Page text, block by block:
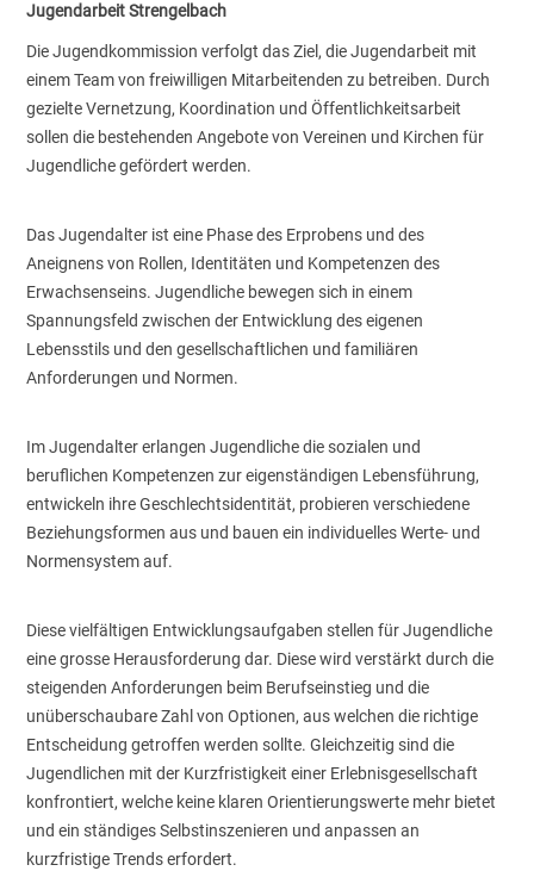
Jugendarbeit Strengelbach
Die Jugendkommission verfolgt das Ziel, die Jugendarbeit mit
einem Team von freiwilligen Mitarbeitenden zu betreiben. Durch
gezielte Vernetzung, Koordination und Öffentlichkeitsarbeit
sollen die bestehenden Angebote von Vereinen und Kirchen für
Jugendliche gefördert werden.
Das Jugendalter ist eine Phase des Erprobens und des
Aneignens von Rollen, Identitäten und Kompetenzen des
Erwachsenseins. Jugendliche bewegen sich in einem
Spannungsfeld zwischen der Entwicklung des eigenen
Lebensstils und den gesellschaftlichen und familiären
Anforderungen und Normen.
Im Jugendalter erlangen Jugendliche die sozialen und
beruflichen Kompetenzen zur eigenständigen Lebensführung,
entwickeln ihre Geschlechtsidentität, probieren verschiedene
Beziehungsformen aus und bauen ein individuelles Werte- und
Normensystem auf.
Diese vielfältigen Entwicklungsaufgaben stellen für Jugendliche
eine grosse Herausforderung dar. Diese wird verstärkt durch die
steigenden Anforderungen beim Berufseinstieg und die
unüberschaubare Zahl von Optionen, aus welchen die richtige
Entscheidung getroffen werden sollte. Gleichzeitig sind die
Jugendlichen mit der Kurzfristigkeit einer Erlebnisgesellschaft
konfrontiert, welche keine klaren Orientierungswerte mehr bietet
und ein ständiges Selbstinszenieren und anpassen an
kurzfristige Trends erfordert.